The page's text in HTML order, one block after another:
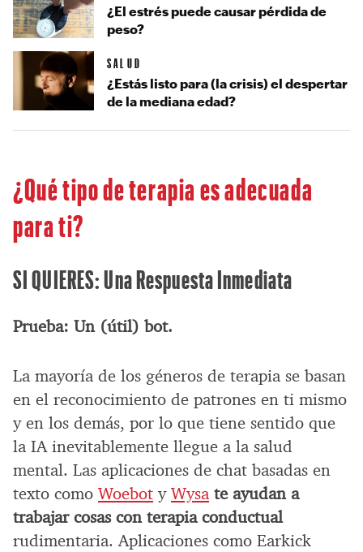
¿Qué tipo de terapia es adecuada
para ti?
SI QUIERES: Una Respuesta Inmediata
Prueba: Un (útil) bot.
La mayoría de los géneros de terapia se basan
en el reconocimiento de patrones en ti mismo
y en los demás, por lo que tiene sentido que
la IA inevitablemente llegue a la salud
mental. Las aplicaciones de chat basadas en
texto como Woebot yWysa te ayudan a
trabajar cosas con terapia conductual
rudimentaria. Aplicaciones como Earkick
¿El estrés puede causar pérdida de
peso?
SALUD
¿Estás listo para (la crisis) el despertar
de la mediana edad?